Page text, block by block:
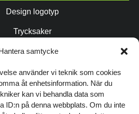
samtycke
använder vi teknik som cookies
åt enhetsinformation. När du
kan vi behandla data som
ID:n på denna webbplats. Om du inte
Design logotyp
Trycksaker
Copytexter / AIO
Fotografering
Grafisk profil
FÖLJ OSS